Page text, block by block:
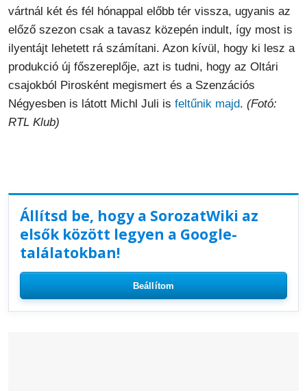
vártnál két és fél hónappal előbb tér vissza, ugyanis az
előző szezon csak a tavasz közepén indult, így most is
ilyentájt lehetett rá számítani. Azon kívül, hogy ki lesz a
produkció új főszereplője, azt is tudni, hogy az Oltári
csajokból Pirosként megismert és a Szenzációs
Négyesben is látott Michl Juli is feltűnik majd. (Fotó:
RTL Klub)
Állítsd be, hogy a SorozatWiki az
elsők között legyen a Google-
találatokban!
Beállítom